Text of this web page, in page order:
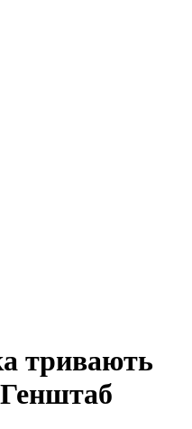
тривають
Генштаб